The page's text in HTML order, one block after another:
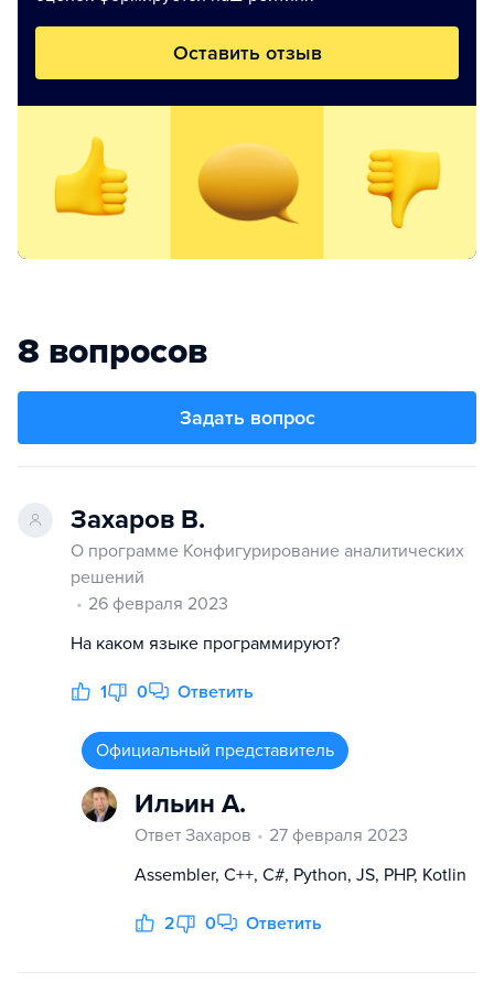
Оставить отзыв
8 вопросов
Задать вопрос
Захаров В.
О программе Конфигурирование аналитических
решений
26 февраля 2023
На каком языке программируют?
1 0 Ответить
Официальный представитель
Ильин А.
Ответ Захаров
27 февраля 2023
Assembler, C++, C#, Python, JS, PHP, Kotlin
2 0 Ответить